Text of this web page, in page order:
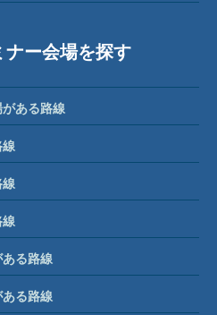
ー会場を探す
ある路線
る路線
る路線